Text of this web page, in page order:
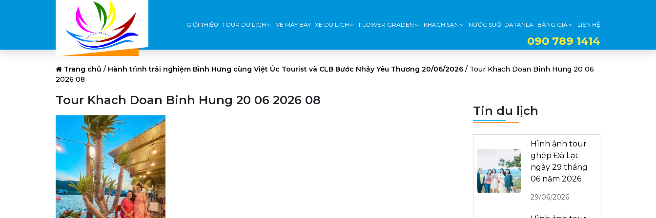
GIỚI THIỆU TOUR DU LỊCH VÉ MÁY BAY XE DU LỊCH FLOWER GRADEN KHÁCH SẠN NƯỚC SUỐI DATANLA BẢNG GIÁ LIÊN HỆ
090 789 1414
Trang chủ / Hành trình trải nghiệm Bình Hưng cùng Việt Úc Tourist và CLB Bước Nhảy Yêu Thương 20/06/2026 / Tour Khach Doan Binh Hung 20 06
2026 08
Tour Khach Doan Binh Hung 20 06 2026 08
Tin du lịch
Hình ảnh tour
ghép Đà Lạt
ngày 29 tháng
06 năm 2026
29/06/2026